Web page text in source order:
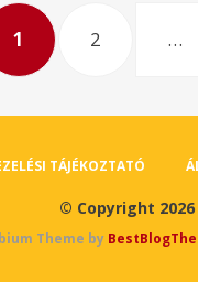
PAGE
1 PAGE
2 …
TÁJÉKOZTATÓ
© Copyright 2026
Theme by